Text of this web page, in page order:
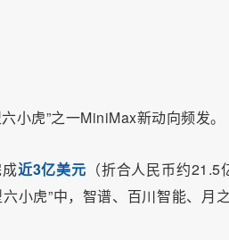
小虎”之一MiniMax新动向频发。
近3亿美元 （折合人民币约
六小虎”中，智谱、百川智能、